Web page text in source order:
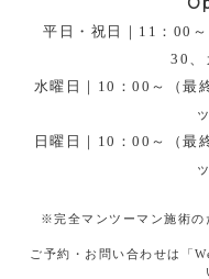
小顔
平日・祝日｜11：00
30、
水曜日｜10：00～（最
日曜日｜10：00～（最
※完全マンツーマン施術の
ご予約・お問い合わせは「